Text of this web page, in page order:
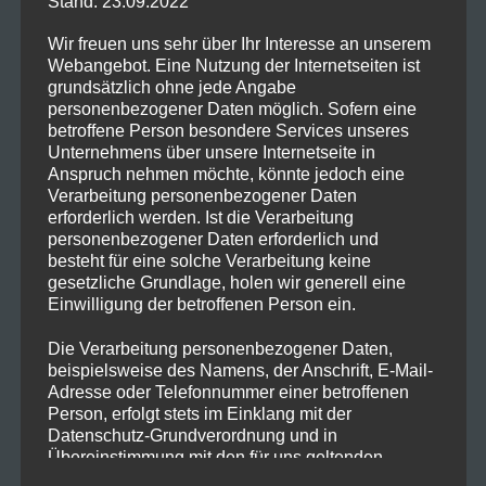
Kommende
Veranstaltungen
<li>Keine Veranstaltungen mit diesem
Schlagwort</li>
Newsletter Anmeldung
Wir freuen uns sehr über Ihr Interesse an unserem
Webangebot. Eine Nutzung der Internetseiten ist
grundsätzlich ohne jede Angabe
personenbezogener Daten möglich. Sofern eine
betroffene Person besondere Services unseres
Unternehmens über unsere Internetseite in
Anspruch nehmen möchte, könnte jedoch eine
Verarbeitung personenbezogener Daten
erforderlich werden. Ist die Verarbeitung
personenbezogener Daten erforderlich und
besteht für eine solche Verarbeitung keine
gesetzliche Grundlage, holen wir generell eine
Einwilligung der betroffenen Person ein.
Die Verarbeitung personenbezogener Daten,
beispielsweise des Namens, der Anschrift, E-Mail-
Adresse oder Telefonnummer einer betroffenen
Person, erfolgt stets im Einklang mit der
Datenschutz-Grundverordnung und in
Übereinstimmung mit den für uns geltenden